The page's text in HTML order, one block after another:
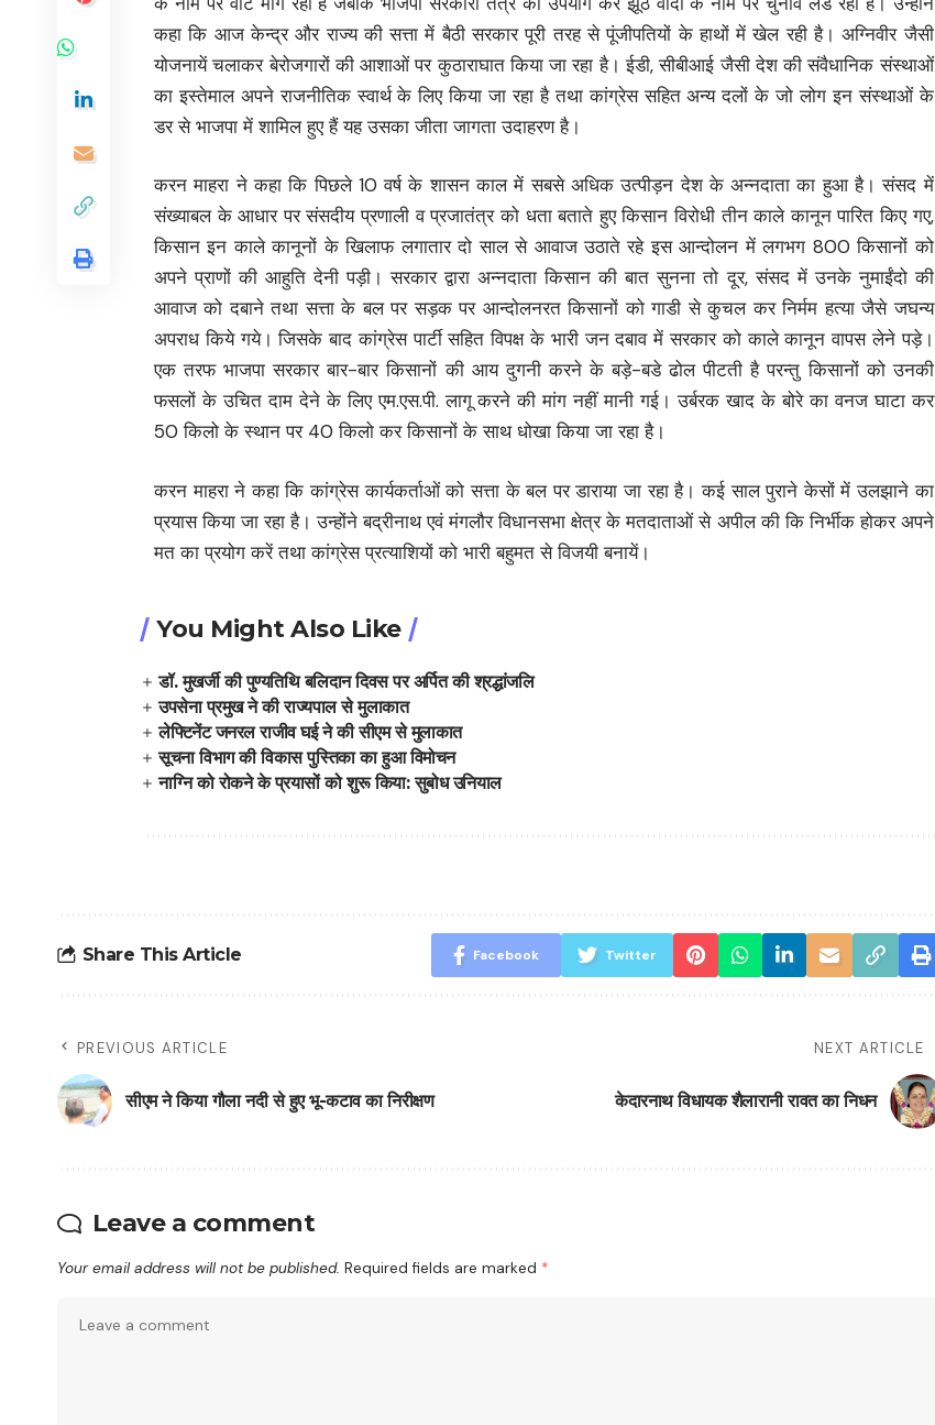
कहा कि आज केन्द्र और राज्य की सत्ता में बैठी सरकार पूरी तरह से पूंजीपतियों के हाथों में खेल रही है। अग्निवीर जैसी
योजनायें चलाकर बेरोजगारों की आशाओं पर कुठाराघात किया जा रहा है। ईडी, सीबीआई जैसी देश की संवैधानिक संस्थाओं
का इस्तेमाल अपने राजनीतिक स्वार्थ के लिए किया जा रहा है तथा कांग्रेस सहित अन्य दलों के जो लोग इन संस्थाओं के
डर से भाजपा में शामिल हुए हैं यह उसका जीता जागता उदाहरण है।
करन माहरा ने कहा कि पिछले 10 वर्ष के शासन काल में सबसे अधिक उत्पीड़न देश के अन्नदाता का हुआ है। संसद में
संख्याबल के आधार पर संसदीय प्रणाली व प्रजातंत्र को धता बताते हुए किसान विरोधी तीन काले कानून पारित किए गए,
किसान इन काले कानूनों के खिलाफ लगातार दो साल से आवाज उठाते रहे इस आन्दोलन में लगभग 800 किसानों को
अपने प्राणों की आहुति देनी पड़ी। सरकार द्वारा अन्नदाता किसान की बात सुनना तो दूर, संसद में उनके नुमाईंदो की
आवाज को दबाने तथा सत्ता के बल पर सड़क पर आन्दोलनरत किसानों को गाडी से कुचल कर निर्मम हत्या जैसे जघन्य
अपराध किये गये। जिसके बाद कांग्रेस पार्टी सहित विपक्ष के भारी जन दबाव में सरकार को काले कानून वापस लेने पड़े।
एक तरफ भाजपा सरकार बार-बार किसानों की आय दुगनी करने के बड़े-बडे ढोल पीटती है परन्तु किसानों को उनकी
फसलों के उचित दाम देने के लिए एम.एस.पी. लागू करने की मांग नहीं मानी गई। उर्बरक खाद के बोरे का वनज घाटा कर
50 किलो के स्थान पर 40 किलो कर किसानों के साथ धोखा किया जा रहा है।
करन माहरा ने कहा कि कांग्रेस कार्यकर्ताओं को सत्ता के बल पर डाराया जा रहा है। कई साल पुराने केसों में उलझाने का
प्रयास किया जा रहा है। उन्होंने बद्रीनाथ एवं मंगलौर विधानसभा क्षेत्र के मतदाताओं से अपील की कि निर्भीक होकर अपने
मत का प्रयोग करें तथा कांग्रेस प्रत्याशियों को भारी बहुमत से विजयी बनायें।
You Might Also Like
डॉ. मुखर्जी की पुण्यतिथि बलिदान दिवस पर अर्पित की श्रद्धांजलि
उपसेना प्रमुख ने की राज्यपाल से मुलाकात
लेफ्टिनेंट जनरल राजीव घई ने की सीएम से मुलाकात
सूचना विभाग की विकास पुस्तिका का हुआ विमोचन
नाग्नि को रोकने के प्रयासों को शुरू किया: सुबोध उनियाल
Share This Article Facebook Twitter
PREVIOUS ARTICLE
सीएम ने किया गौला नदी से हुए भू-कटाव का निरीक्षण
NEXT ARTICLE
केदारनाथ विधायक शैलारानी रावत का निधन
Leave a comment
Your email address will not be published. Required fields are marked *